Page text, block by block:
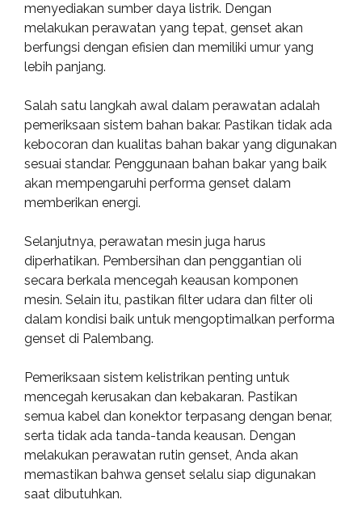
menyediakan sumber daya listrik. Dengan
melakukan perawatan yang tepat, genset akan
berfungsi dengan efisien dan memiliki umur yang
lebih panjang.
Salah satu langkah awal dalam perawatan adalah
pemeriksaan sistem bahan bakar. Pastikan tidak ada
kebocoran dan kualitas bahan bakar yang digunakan
sesuai standar. Penggunaan bahan bakar yang baik
akan mempengaruhi performa genset dalam
memberikan energi.
Selanjutnya, perawatan mesin juga harus
diperhatikan. Pembersihan dan penggantian oli
secara berkala mencegah keausan komponen
mesin. Selain itu, pastikan filter udara dan filter oli
dalam kondisi baik untuk mengoptimalkan performa
genset di Palembang.
Pemeriksaan sistem kelistrikan penting untuk
mencegah kerusakan dan kebakaran. Pastikan
semua kabel dan konektor terpasang dengan benar,
serta tidak ada tanda-tanda keausan. Dengan
melakukan perawatan rutin genset, Anda akan
memastikan bahwa genset selalu siap digunakan
saat dibutuhkan.